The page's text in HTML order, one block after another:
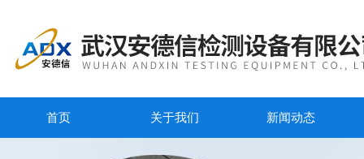
首页 关于我们 新闻动态